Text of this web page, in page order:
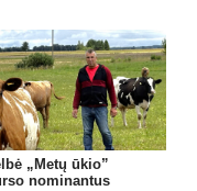
„Metų ūkio”
nominantus